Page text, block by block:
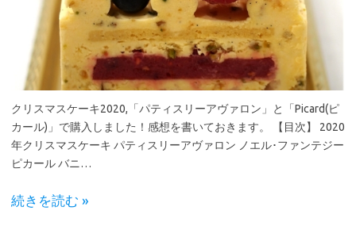
クリスマスケーキ2020,「パティスリーアヴァロン」と「Picard(ピ
カール)」で購入しました！感想を書いておきます。 【目次】 2020
年クリスマスケーキ パティスリーアヴァロン ノエル･ファンテジー
ピカール バニ…
続きを読む »